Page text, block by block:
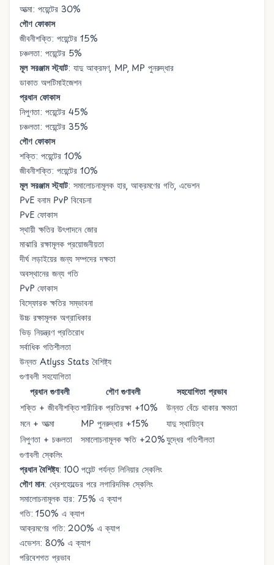
আত্মা: পয়েন্টের 30%
গৌণ ফোকাস
জীবনীশক্তি: পয়েন্টের 15%
চঞ্চলতা: পয়েন্টের 5%
মূল সরঞ্জাম স্ট্যাট: যাদু আক্রমণ, MP, MP পুনরুদ্ধার
ডাকাত অপটিমাইজেশন
প্রধান ফোকাস
নিপুণতা: পয়েন্টের 45%
চঞ্চলতা: পয়েন্টের 35%
গৌণ ফোকাস
শক্তি: পয়েন্টের 10%
জীবনীশক্তি: পয়েন্টের 10%
মূল সরঞ্জাম স্ট্যাট: সমালোচনামূলক হার, আক্রমণের গতি, এভেশন
PvE বনাম PvP বিবেচনা
PvE ফোকাস
স্থায়ী ক্ষতির উৎপাদনে জোর
মাঝারি রক্ষামূলক প্রয়োজনীয়তা
দীর্ঘ লড়াইয়ের জন্য সম্পদের দক্ষতা
অবস্থানের জন্য গতি
PvP ফোকাস
বিস্ফোরক ক্ষতির সম্ভাবনা
উচ্চ রক্ষামূলক অগ্রাধিকার
ভিড় নিয়ন্ত্রণ প্রতিরোধ
সর্বাধিক গতিশীলতা
উন্নত Atlyss Stats বৈশিষ্ট্য
গুণাবলী সহযোগিতা
প্রধান গুণাবলী
গৌণ গুণাবলী
সহযোগিতা প্রভাব
শক্তি + জীবনীশক্তিশারীরিক প্রতিরক্ষা +10%
উন্নত বেঁচে থাকার ক্ষমতা
মনে + আত্মা
MP পুনরুদ্ধার +15%
যাদু স্থায়িত্ব
নিপুণতা + চঞ্চলতা
সমালোচনামূলক ক্ষতি +20%যুদ্ধের গতিশীলতা
গুণাবলী স্কেলিং
প্রধান বৈশিষ্ট্য: 100 পয়েন্ট পর্যন্ত লিনিয়ার স্কেলিং
গৌণ মান: থ্রেশহোল্ডের পরে লগারিদমিক স্কেলিং
সমালোচনামূলক হার: 75% এ ক্যাপ
গতি: 150% এ ক্যাপ
আক্রমণের গতি: 200% এ ক্যাপ
এভেশন: 80% এ ক্যাপ
পরিবেশগত প্রভাব